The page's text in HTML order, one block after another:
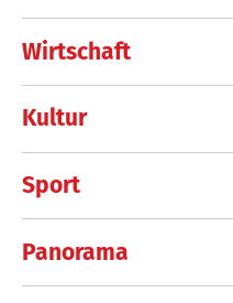
Wirtschaft
Kultur
Sport
Panorama